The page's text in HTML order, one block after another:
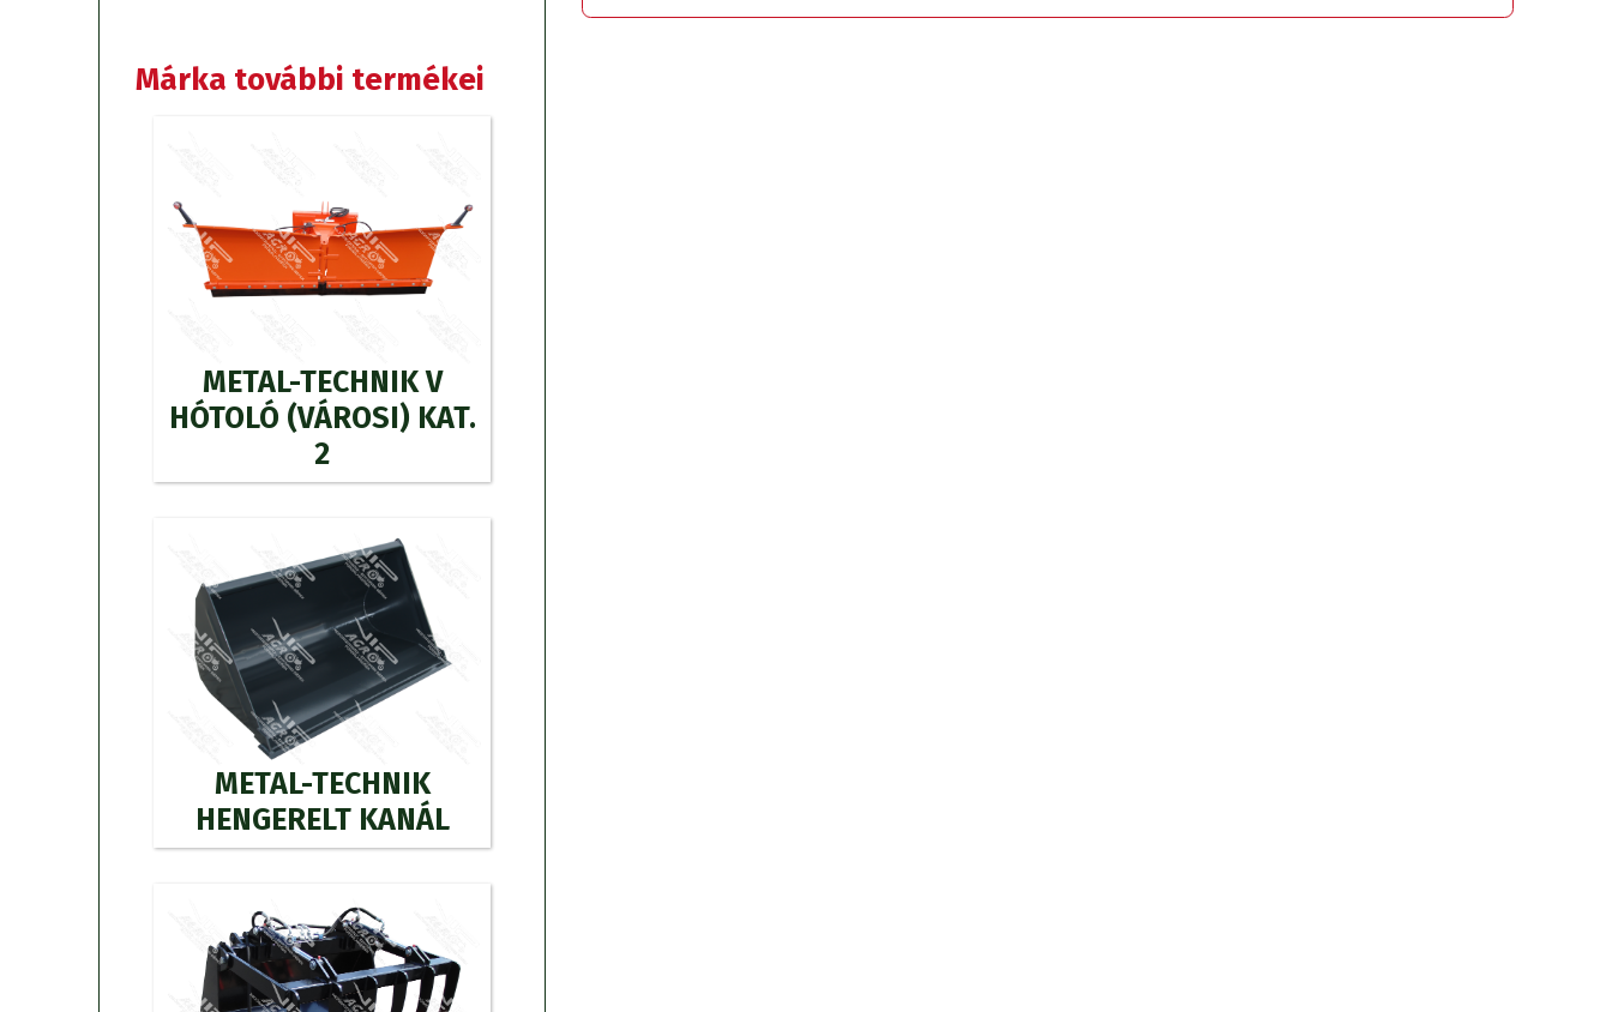
Márka további termékei
METAL-TECHNIK V
HÓTOLÓ (VÁROSI) KAT.
2
METAL-TECHNIK
HENGERELT KANÁL